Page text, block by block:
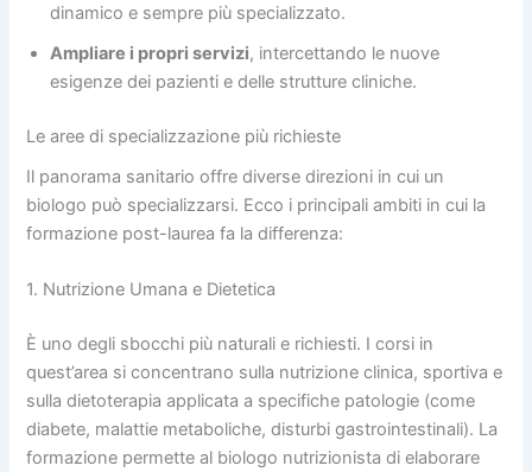
dinamico e sempre più specializzato.
Ampliare i propri servizi, intercettando le nuove
esigenze dei pazienti e delle strutture cliniche.
Le aree di specializzazione più richieste
Il panorama sanitario offre diverse direzioni in cui un
biologo può specializzarsi. Ecco i principali ambiti in cui la
formazione post-laurea fa la differenza:
1. Nutrizione Umana e Dietetica
È uno degli sbocchi più naturali e richiesti. I corsi in
quest’area si concentrano sulla nutrizione clinica, sportiva e
sulla dietoterapia applicata a specifiche patologie (come
diabete, malattie metaboliche, disturbi gastrointestinali). La
formazione permette al biologo nutrizionista di elaborare